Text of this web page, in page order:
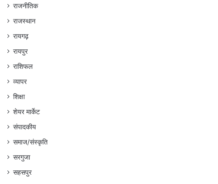
राजनीतिक
राजस्थान
रायगढ़
रायपुर
राशिफल
व्यापर
शिक्षा
शेयर मार्केट
संपादकीय
समाज/संस्कृति
सरगुजा
सहसपुर